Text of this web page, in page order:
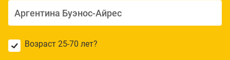
Возраст 25-70 лет?